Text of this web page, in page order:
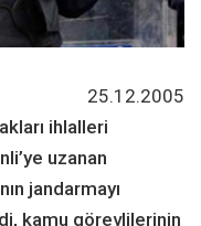
25.12.2005
ihlalleri
uzanan
jandarmayı
kamu görevlilerinin